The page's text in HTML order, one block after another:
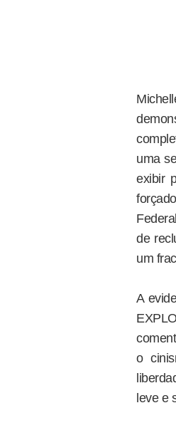
uma
exibir
de
um
A
o
leve e